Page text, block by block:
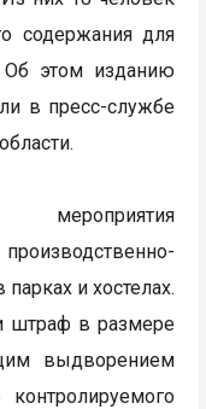
содержания для
Об этом изданию
в пресс-службе
мероприятия
и хостелах.
штраф в размере
выдворением